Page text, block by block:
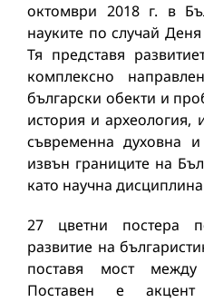
октомври 2018 г. в
науките по случай
Тя представя
комплексно
български обекти и
история и археология,
съвременна духовна
извън границите на
като научна
27 цветни постера
развитие на
поставя мост
Поставен е